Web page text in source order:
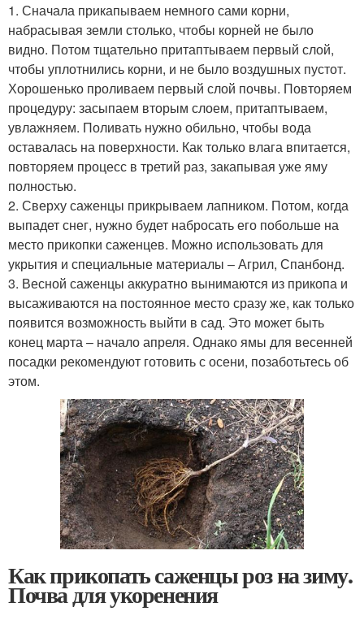
1. Сначала прикапываем немного сами корни,
набрасывая земли столько, чтобы корней не было
видно. Потом тщательно притаптываем первый слой,
чтобы уплотнились корни, и не было воздушных пустот.
Хорошенько проливаем первый слой почвы. Повторяем
процедуру: засыпаем вторым слоем, притаптываем,
увлажняем. Поливать нужно обильно, чтобы вода
оставалась на поверхности. Как только влага впитается,
повторяем процесс в третий раз, закапывая уже яму
полностью.
2. Сверху саженцы прикрываем лапником. Потом, когда
выпадет снег, нужно будет набросать его побольше на
место прикопки саженцев. Можно использовать для
укрытия и специальные материалы – Агрил, Спанбонд.
3. Весной саженцы аккуратно вынимаются из прикопа и
высаживаются на постоянное место сразу же, как только
появится возможность выйти в сад. Это может быть
конец марта – начало апреля. Однако ямы для весенней
посадки рекомендуют готовить с осени, позаботьтесь об
этом.
Как прикопать саженцы роз на зиму.
Почва для укоренения